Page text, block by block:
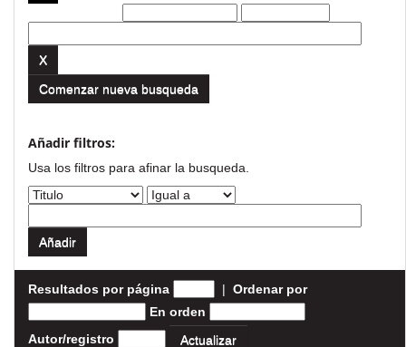
Comenzar nueva busqueda
Añadir filtros:
Usa los filtros para afinar la busqueda.
Resultados por página | Ordenar por
En orden
Autor/registro